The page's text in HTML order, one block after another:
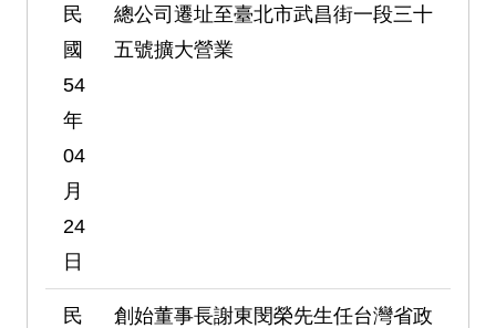
民
國
54
年
04
月
24
日
總公司遷址至臺北市武昌街一段三十
五號擴大營業
民
創始董事長謝東閔榮先生任台灣省政